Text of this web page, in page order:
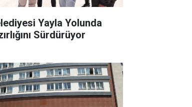
Yayla Yolunda
Sürdürüyor